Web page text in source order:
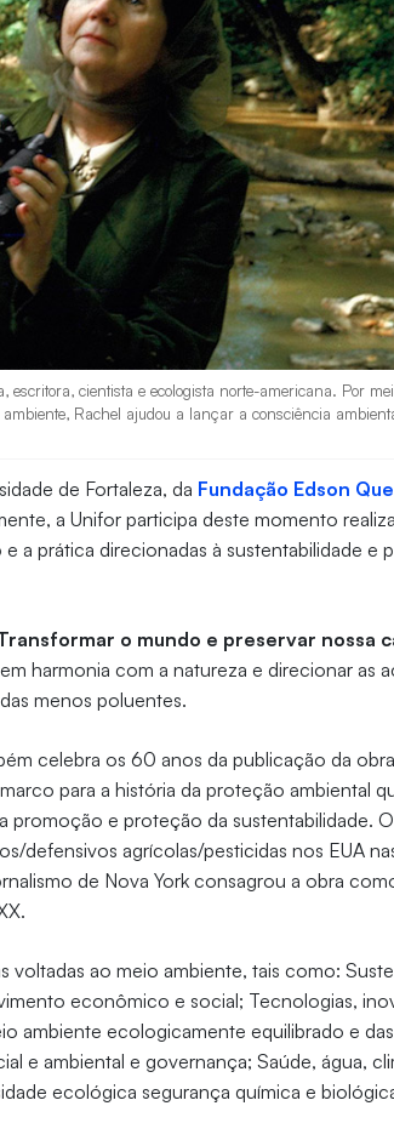
cientista e ecologista norte-americana. Por
Rachel ajudou a lançar a consciência
de Fortaleza, da Fundação Edson
a Unifor participa deste momento
a prática direcionadas à sustentabilidade e
o mundo e preservar nossa
harmonia com a natureza e direcionar as
menos poluentes.
celebra os 60 anos da publicação da
para a história da proteção ambiental
promoção e proteção da sustentabilidade.
defensivos agrícolas/pesticidas nos EUA
de Nova York consagrou a obra
voltadas ao meio ambiente, tais como:
econômico e social; Tecnologias,
ambiente ecologicamente equilibrado e
e ambiental e governança; Saúde, água,
ecológica segurança química e